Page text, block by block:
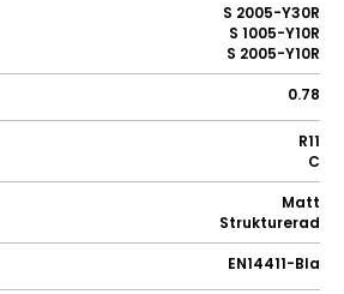
S 2005-Y30R
S 1005-Y10R
S 2005-Y10R
0.78
R11
C
Matt
Strukturerad
EN14411-BIa